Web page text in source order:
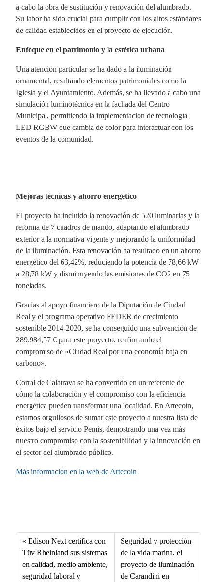
a cabo la obra de sustitución y renovación del alumbrado.
Su labor ha sido crucial para cumplir con los altos estándares
de calidad establecidos en el proyecto de ejecución.
Enfoque en el patrimonio y la estética urbana
Una atención particular se ha dado a la iluminación
ornamental, resaltando elementos patrimoniales como la
Iglesia y el Ayuntamiento. Además, se ha llevado a cabo una
simulación luminotécnica en la fachada del Centro
Municipal, permitiendo la implementación de tecnología
LED RGBW que cambia de color para interactuar con los
eventos de la comunidad.
Mejoras técnicas y ahorro energético
El proyecto ha incluido la renovación de 520 luminarias y la
reforma de 7 cuadros de mando, adaptando el alumbrado
exterior a la normativa vigente y mejorando la uniformidad
de la iluminación. Esta renovación ha resultado en un ahorro
energético del 63,42%, reduciendo la potencia de 78,66 kW
a 28,78 kW y disminuyendo las emisiones de CO2 en 75
toneladas.
Gracias al apoyo financiero de la Diputación de Ciudad
Real y el programa operativo FEDER de crecimiento
sostenible 2014-2020, se ha conseguido una subvención de
289.984,57 € para este proyecto, reafirmando el
compromiso de «Ciudad Real por una economía baja en
carbono».
Corral de Calatrava se ha convertido en un referente de
cómo la colaboración y el compromiso con la eficiencia
energética pueden transformar una localidad. En Artecoin,
estamos orgullosos de sumar este proyecto a nuestra lista de
éxitos bajo el servicio Pemis, demostrando una vez más
nuestro compromiso con la sostenibilidad y la innovación en
el sector del alumbrado público.
Más información en la web de Artecoin
bo
ok
ed
In
ail
A
pp
Edison Next certifica con
Tüv Rheinland sus sistemas
en calidad, medio ambiente,
seguridad laboral y
Seguridad y protección
de la vida marina, el
proyecto de iluminación
de Carandini en